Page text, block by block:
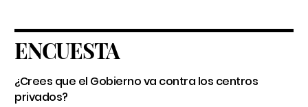
ENCUESTA
¿Crees que el Gobierno va contra los centros
privados?